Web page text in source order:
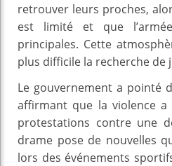
retrouver leurs proches,
est limité et que
principales. Cette
plus difficile la recherche de
Le gouvernement a pointé
affirmant que la violence a
protestations contre une
drame pose de nouvelles
lors des événements